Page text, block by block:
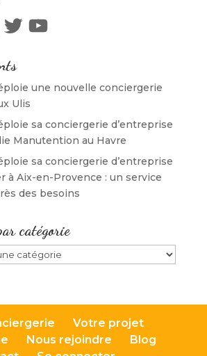
TwitterYouTube
une nouvelle conciergerie
Ulis
sa conciergerie d’entreprise
Manutention au Havre
sa conciergerie d’entreprise
à Aix-en-Provence : un service
des besoins
catégorie
Votre projet
Nous rejoindre
Blog